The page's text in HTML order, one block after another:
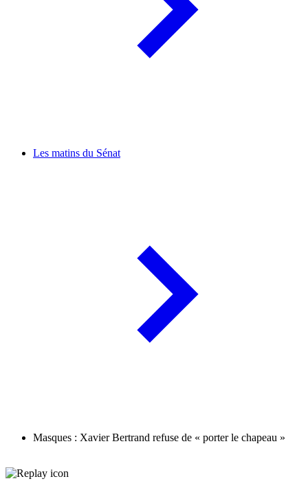
Les matins du Sénat
Masques : Xavier Bertrand refuse de « porter le chapeau »